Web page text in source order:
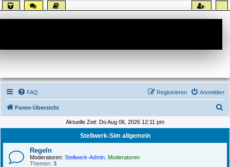
FAQ Anmelden
Registrieren
Foren-Übersicht
h
Aktuelle Zeit: Do Aug 06, 2026 12:11 pm
Stellwerk-Sim allgemein
Regeln
Moderatoren: Stellwerk-Admin Moderatoren
Themen: 3